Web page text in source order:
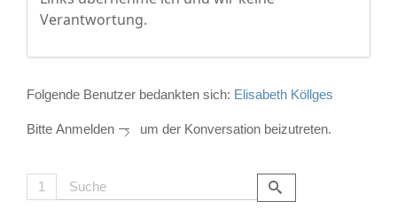
Verantwortung.
Folgende Benutzer bedankten sich: Elisabeth Köllges
Bitte Anmelden um der Konversation beizutreten.
1